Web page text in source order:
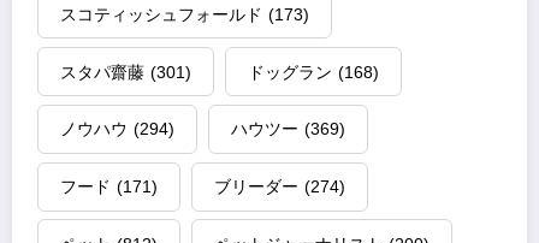
スコティッシュフォールド (173)
スタパ齋藤 (301) ドッグラン (168)
ノウハウ (294) ハウツー (369)
フード (171) ブリーダー (274)